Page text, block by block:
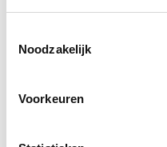
Noodzakelijk
Voorkeuren